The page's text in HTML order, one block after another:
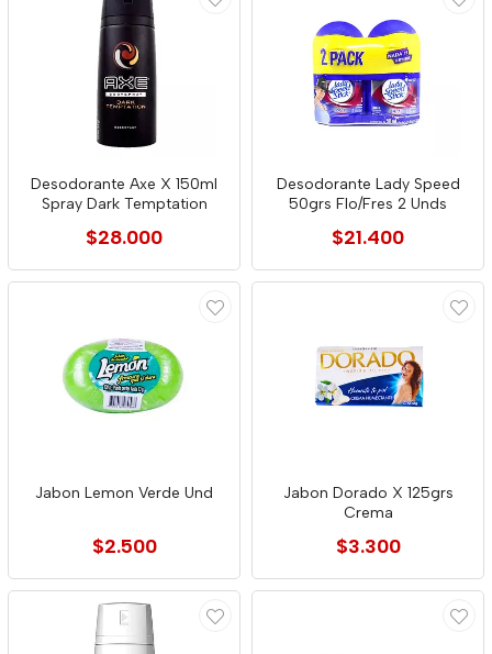
Desodorante Axe X 150ml
Spray Dark Temptation
$28.000
Desodorante Lady Speed
50grs Flo/Fres 2 Unds
$21.400
Jabon Lemon Verde Und
$2.500
Jabon Dorado X 125grs
Crema
$3.300